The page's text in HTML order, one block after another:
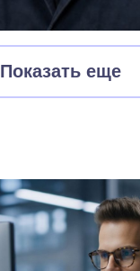
Показать еще